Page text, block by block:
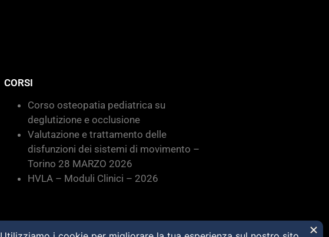
CORSI
Corso osteopatia pediatrica su
deglutizione e occlusione
Valutazione e trattamento delle
disfunzioni dei sistemi di movimento –
Torino 28 MARZO 2026
HVLA – Moduli Clinici – 2026